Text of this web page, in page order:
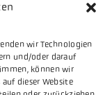
wir Technologien
und/oder darauf
können wir
dieser Website